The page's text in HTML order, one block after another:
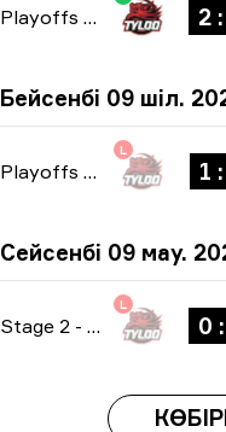
Playoffs bo3 2
Бейсенбі 09 шіл.
Playoffs bo3
L
1
Сейсенбі 09 мау.
Stage 2 - bo3
L
0